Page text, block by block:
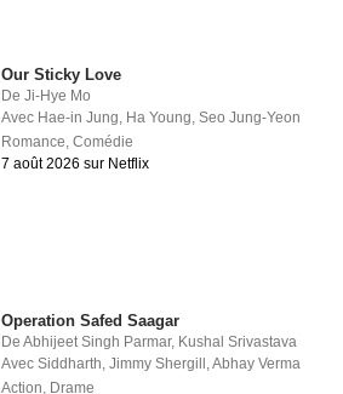
Our Sticky Love
DeJi-Hye Mo
Avec Hae-in Jung Ha Young ,Seo Jung-Yeon
Romance ,Comédie
7 août 2026 sur Netflix
Operation Safed Saagar
DeAbhijeet Singh Parmar, Kushal Srivastava
AvecSiddharth,Jimmy Shergill ,Abhay Verma
Action, Drame